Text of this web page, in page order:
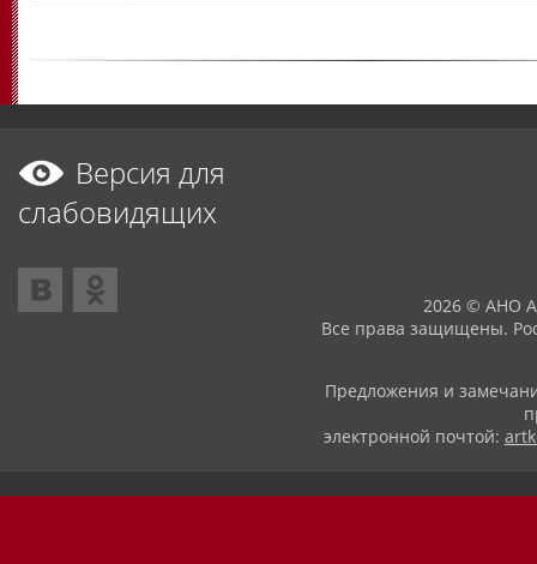
Версия для
слабовидящих
2026 © АНО
Все права защищены.
Предложения и
электронной почтой: